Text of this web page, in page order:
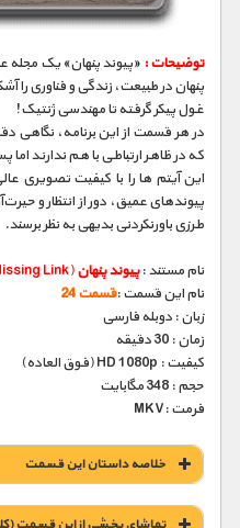
توضیحات : «پیوند پنهان» یک مجله‌
پنهان در طبیعت، زندگی و فناوری را
غول پیکر گرفته تا مهندسی ژنتیک!
که در ظاهر ارتباطی با هم ندارند
این آیتم‌ ها را با کیفیت تصویری
پیوندهای عمیق، دور از انتظار و
طرزی باورنکردنی بدیهی به نظر برسند.
نام مستند :پیوند پنهان(Missing Link)
نام این قسمت :قسمت 24
زبان : دوبله فارسی
زمان : 30 دقیقه
کیفیت : HD 1080p (فوق العاده)
حجم : 348 مگابایت
فرمت :MKV
خلاصه داستان این قسمت